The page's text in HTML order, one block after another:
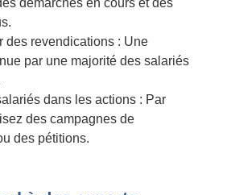
démarches en cours et des
des revendications : Une
par une majorité des salariés
dans les actions : Par
des campagnes de
des pétitions.